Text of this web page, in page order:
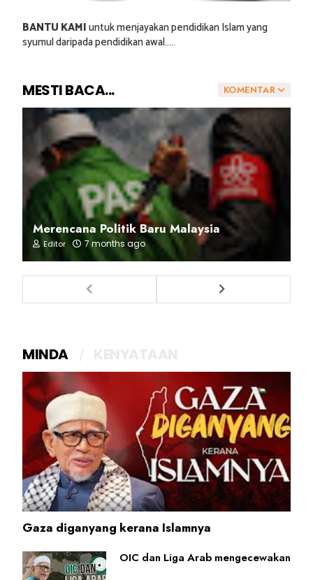
BANTU KAMIuntuk menjayakan pendidikan Islam yang
syumul daripada pendidikan awal.....
KOMENTAR
MESTI BACA...
Merencana Politik Baru Malaysia
Editor 7 months ago
MINDA
Gaza diganyang kerana Islamnya
OIC dan Liga Arab mengecewakan